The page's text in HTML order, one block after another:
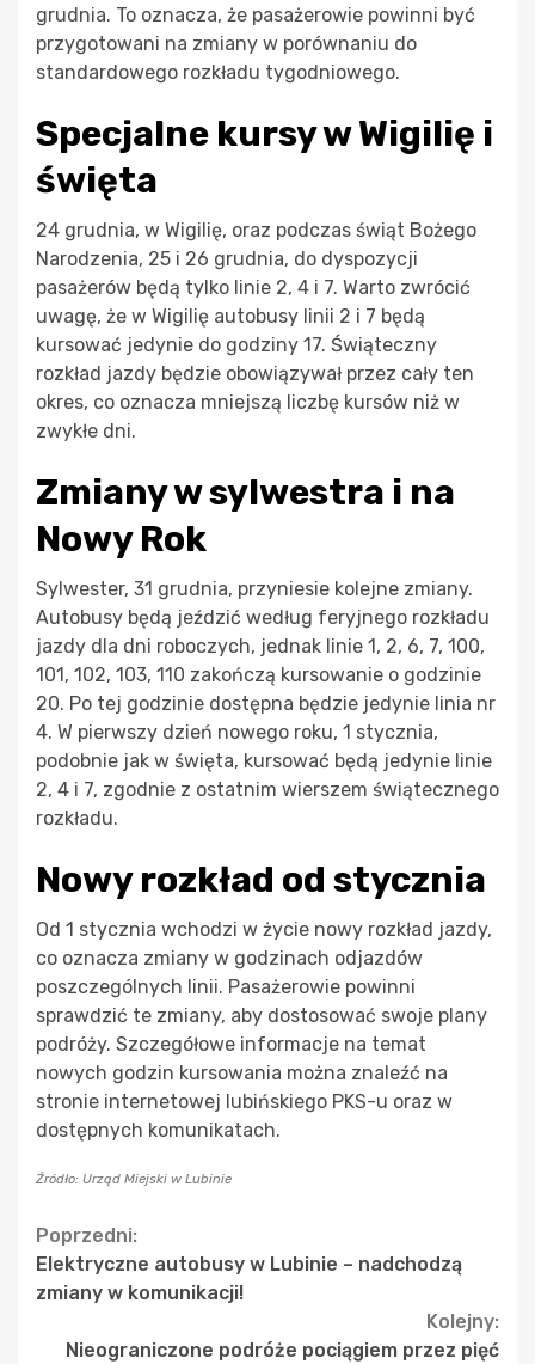
grudnia. To oznacza, że pasażerowie powinni być
przygotowani na zmiany w porównaniu do
standardowego rozkładu tygodniowego.
Specjalne kursy w Wigilię i
święta
24 grudnia, w Wigilię, oraz podczas świąt Bożego
Narodzenia, 25 i 26 grudnia, do dyspozycji
pasażerów będą tylko linie 2, 4 i 7. Warto zwrócić
uwagę, że w Wigilię autobusy linii 2 i 7 będą
kursować jedynie do godziny 17. Świąteczny
rozkład jazdy będzie obowiązywał przez cały ten
okres, co oznacza mniejszą liczbę kursów niż w
zwykłe dni.
Zmiany w sylwestra i na
Nowy Rok
Sylwester, 31 grudnia, przyniesie kolejne zmiany.
Autobusy będą jeździć według feryjnego rozkładu
jazdy dla dni roboczych, jednak linie 1, 2, 6, 7, 100,
101, 102, 103, 110 zakończą kursowanie o godzinie
20. Po tej godzinie dostępna będzie jedynie linia nr
4. W pierwszy dzień nowego roku, 1 stycznia,
podobnie jak w święta, kursować będą jedynie linie
2, 4 i 7, zgodnie z ostatnim wierszem świątecznego
rozkładu.
Nowy rozkład od stycznia
Od 1 stycznia wchodzi w życie nowy rozkład jazdy,
co oznacza zmiany w godzinach odjazdów
poszczególnych linii. Pasażerowie powinni
sprawdzić te zmiany, aby dostosować swoje plany
podróży. Szczegółowe informacje na temat
nowych godzin kursowania można znaleźć na
stronie internetowej lubińskiego PKS-u oraz w
dostępnych komunikatach.
Źródło: Urząd Miejski w Lubinie
Continue
Reading
Poprzedni:
Elektryczne autobusy w Lubinie – nadchodzą
zmiany w komunikacji!
Kolejny:
Nieograniczone podróże pociągiem przez pięć